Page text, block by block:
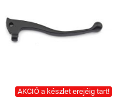
AKCIÓ a készlet erejéig tart!